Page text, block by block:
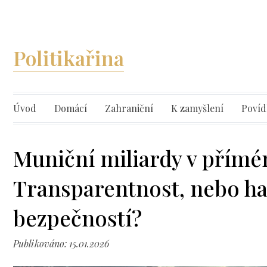
Politikařina
Úvod Domácí Zahraniční K zamyšlení
Muniční miliardy v
Transparentnost, nebo
bezpečností?
Publikováno: 15.01.2026